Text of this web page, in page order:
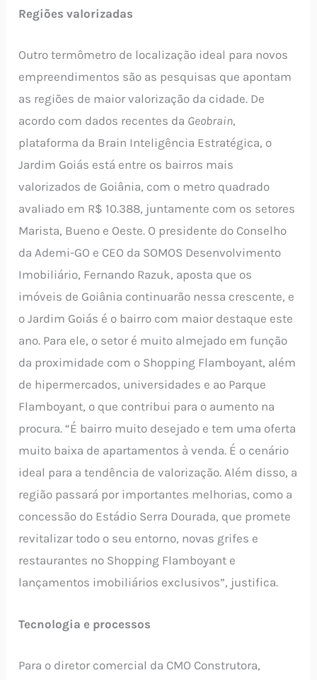
Regiões valorizadas
Outro termômetro de localização ideal para novos
empreendimentos são as pesquisas que apontam
as regiões de maior valorização da cidade. De
acordo com dados recentes da Geobrain,
plataforma da Brain Inteligência Estratégica, o
Jardim Goiás está entre os bairros mais
valorizados de Goiânia, com o metro quadrado
avaliado em R$ 10.388, juntamente com os setores
Marista, Bueno e Oeste. O presidente do Conselho
da Ademi-GO e CEO da SOMOS Desenvolvimento
Imobiliário, Fernando Razuk, aposta que os
imóveis de Goiânia continuarão nessa crescente, e
o Jardim Goiás é o bairro com maior destaque este
ano. Para ele, o setor é muito almejado em função
da proximidade com o Shopping Flamboyant, além
de hipermercados, universidades e ao Parque
Flamboyant, o que contribui para o aumento na
procura. “É bairro muito desejado e tem uma oferta
muito baixa de apartamentos à venda. É o cenário
ideal para a tendência de valorização. Além disso, a
região passará por importantes melhorias, como a
concessão do Estádio Serra Dourada, que promete
revitalizar todo o seu entorno, novas grifes e
restaurantes no Shopping Flamboyant e
lançamentos imobiliários exclusivos”, justifica.
Tecnologia e processos
Para o diretor comercial da CMO Construtora,